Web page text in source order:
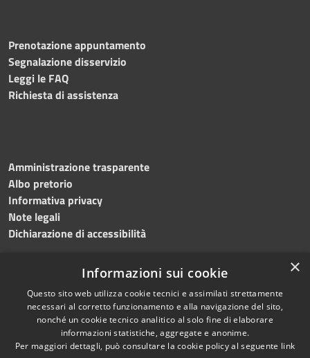
Prenotazione appuntamento
Segnalazione disservizio
Leggi le FAQ
Richiesta di assistenza
Amministrazione trasparente
Albo pretorio
Informativa privacy
Note legali
Dichiarazione di accessibilità
RSS
Accessibilità
Cookie
Copyright © 2024 •
Comune diGrottaminarda
• Powered byMunicipium
•Redazione
×
Informazioni sui cookie
Questo sito web utilizza cookie tecnici e assimilati strettamente
necessari al corretto funzionamento e alla navigazione del sito,
nonché un cookie tecnico analitico al solo fine di elaborare
informazioni statistiche, aggregate e anonime.
Per maggiori dettagli, può consultare la cookie policy al seguente link